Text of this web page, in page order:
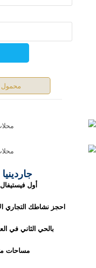
محمول
أول
احجز نشاطك التجاري
بالحي الثاني في
مساحات